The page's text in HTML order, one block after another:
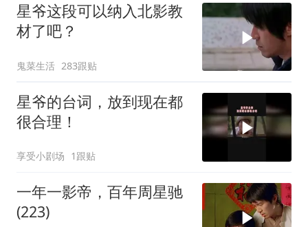
星爷这段可以纳入北影教
材了吧？
鬼菜生活 283跟贴
星爷的台词，放到现在都
很合理！
享受小剧场 1跟贴
一年一影帝，百年周星驰
(223)